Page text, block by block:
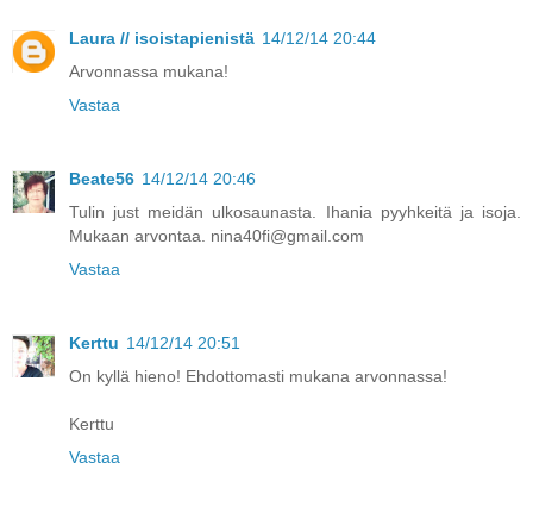
Laura // isoistapienistä 14/12/14 20:44
Arvonnassa mukana!
Vastaa
Beate56 14/12/14 20:46
Tulin just meidän ulkosaunasta. Ihania pyyhkeitä ja isoja.
Mukaan arvontaa. nina40fi@gmail.com
Vastaa
Kerttu 14/12/14 20:51
On kyllä hieno! Ehdottomasti mukana arvonnassa!
Kerttu
Vastaa